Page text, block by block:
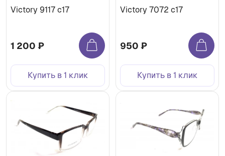
Victory 9117 c17
1 200 ₽
Купить в 1 клик
Victory 7072 c17
950 ₽
Купить в 1 клик